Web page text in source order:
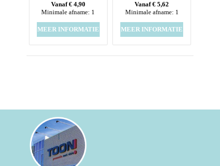
Vanaf € 4,90
Minimale afname: 1
MEER INFORMATIE
Vanaf € 5,62
Minimale afname: 1
MEER INFORMATIE